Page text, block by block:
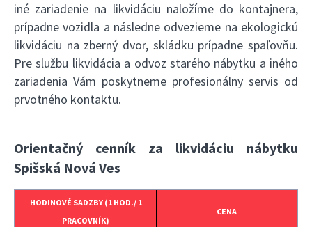
iné zariadenie na likvidáciu naložíme do kontajnera,
prípadne vozidla a následne odvezieme na ekologickú
likvidáciu na zberný dvor, skládku prípadne spaľovňu.
Pre službu likvidácia a odvoz starého nábytku a iného
zariadenia Vám poskytneme profesionálny servis od
prvotného kontaktu.
Orientačný cenník za likvidáciu nábytku
Spišská Nová Ves
HODINOVÉ SADZBY (1 HOD./ 1
PRACOVNÍK)
CENA